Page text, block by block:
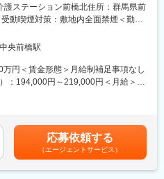
丁寧に指導しますので、安心して業
両立し、個々の挑戦を応援する社風
務
格取得もしながら介護の専門職をめ
用者様のご自宅へ訪問し、生活を支
りません。
護ステーション前橋北住所：群馬県前
動喫煙対策：敷地内全面禁煙＜勤務
ーション前橋住所：群馬県前橋市三河
受動喫煙対策：敷地内全面禁煙
央前橋駅
円＜賃金形態＞月給制補足事項なし
：194,000円～219,000円＜月給＞
能性があります。月給(月額)は固定手
応募依頼する
（エージェントサービス）